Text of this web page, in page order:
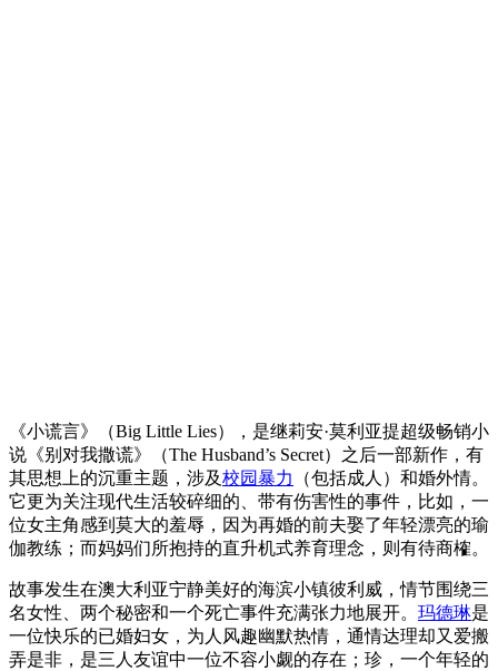
《小谎言》（Big Little Lies），是继莉安·莫利亚提超级畅销小
说《别对我撒谎》（The Husband’s Secret）之后一部新作，有
其思想上的沉重主题，涉及校园暴力
（包括成人）和婚外情。
它更为关注现代生活较碎细的、带有伤害性的事件，比如，一
位女主角感到莫大的羞辱，因为再婚的前夫娶了年轻漂亮的瑜
伽教练；而妈妈们所抱持的直升机式养育理念，则有待商榷。
故事发生在澳大利亚宁静美好的海滨小镇彼利威，情节围绕三
名女性、两个秘密和一个死亡事件充满张力地展开。 玛德琳是
一位快乐的已婚妇女，为人风趣幽默热情，通情达理却又爱搬
弄是非，是三人友谊中一位不容小觑的存在；珍，一个年轻的